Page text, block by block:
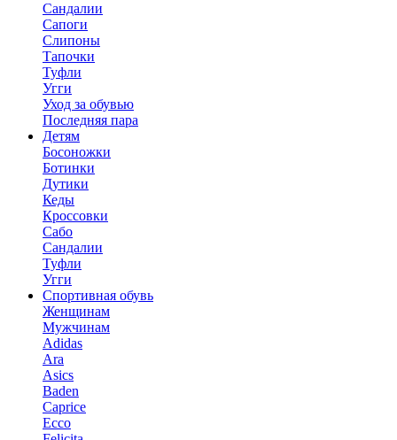
Сандалии
Сапоги
Слипоны
Тапочки
Туфли
Угги
Уход за обувью
Последняя пара
Детям
Босоножки
Ботинки
Дутики
Кеды
Кроссовки
Сабо
Сандалии
Туфли
Угги
Спортивная обувь
Женщинам
Мужчинам
Adidas
Ara
Asics
Baden
Caprice
Ecco